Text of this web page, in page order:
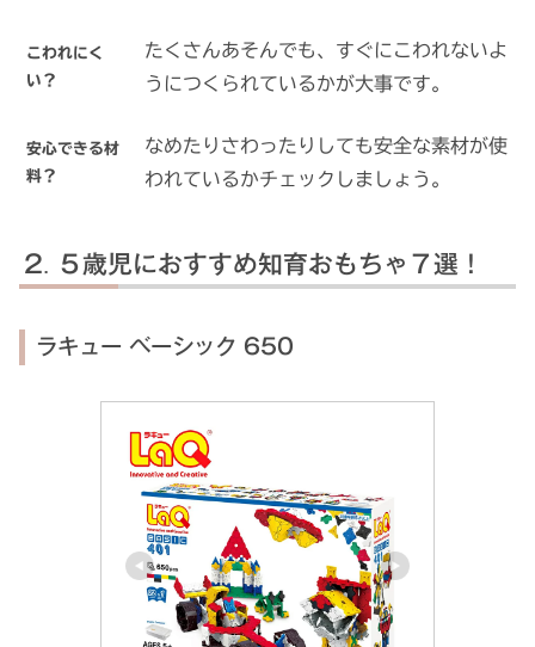
こわれにく
い？
たくさんあそんでも、すぐにこわれないよ
うにつくられているかが大事です。
安心できる材
料？
なめたりさわったりしても安全な素材が使
われているかチェックしましょう。
５歳児におすすめ知育おもちゃ７選！
ラキュー ベーシック 650